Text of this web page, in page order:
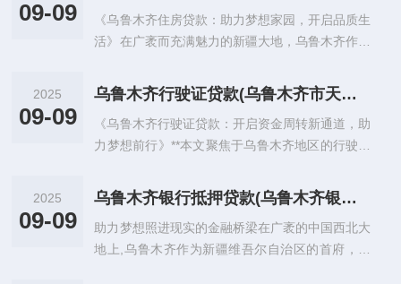
09-09
《乌鲁木齐住房贷款：助力梦想家园，开启品质生
活》在广袤而充满魅力的新疆大地，乌鲁木齐作为
城市的蓬勃发展和人口...
2025
09-09
乌鲁木齐行驶证贷款(乌鲁木齐市天山个人汽车贷款)
《乌鲁木齐行驶证贷款：开启资金周转新通道，助
力梦想前行》**本文聚焦于乌鲁木齐地区的行驶证
势与风险以及相关注...
2025
09-09
乌鲁木齐银行抵押贷款(乌鲁木齐银行24小时客服热线)
助力梦想照进现实的金融桥梁在广袤的中国西北大
地上,乌鲁木齐作为新疆维吾尔自治区的首府，不